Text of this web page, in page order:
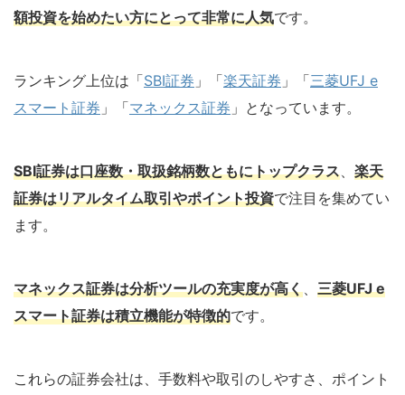
額投資を始めたい方にとって非常に人気です。
ランキング上位は「SBI証券 」「楽天証券 」「三菱UFJ e
スマート証券 」「マネックス証券 」となっています。
SBI証券は口座数・取扱銘柄数ともにトップクラス
楽天
証券はリアルタイム取引やポイント投資で注目を集めてい
ます。
マネックス証券は分析ツールの充実度が高く
三菱UFJ e
スマート証券は積立機能が特徴的です。
これらの証券会社は、手数料や取引のしやすさ、ポイント